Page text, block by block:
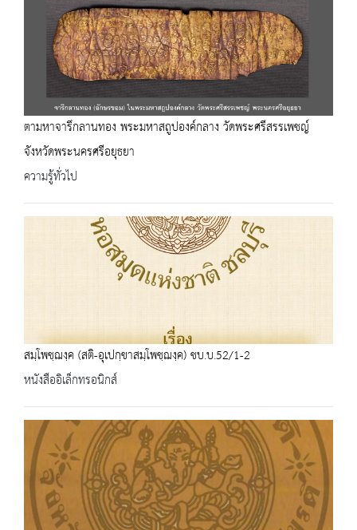
ตามหาจารึกลานทอง พระมหาสถูปองค์กลาง วัดพระศรีสรรเพชญ์
จังหวัดพระนครศรีอยุธยา
ความรู้ทั่วไป
สมฺโพชฺฌงฺค (สติ-อุเปกฺขาสมฺโพชฺฌงฺค) ชบ.บ.52/1-2
หนังสืออิเล็กทรอนิกส์